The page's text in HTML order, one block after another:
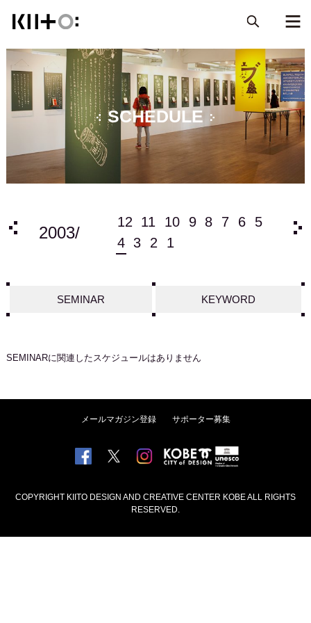
SCHEDULE
5
2003/
12 11 10 9 8 7 6
5
4
3 2 1
SEMINAR KEYWORD
SEMINARに関連したスケジュールはありません
メールマガジン登録 サポーター募集
COPYRIGHT KIITO DESIGN AND CREATIVE CENTER KOBE ALL RIGHTS
RESERVED.